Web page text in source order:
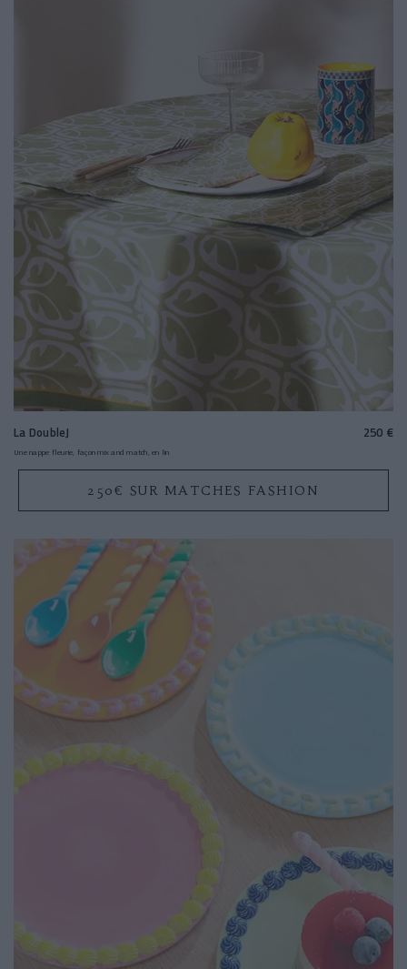
La DoubleJ 250 €
Une nappe fleurie, façon mix and match, en lin
250€ SUR MATCHES FASHION